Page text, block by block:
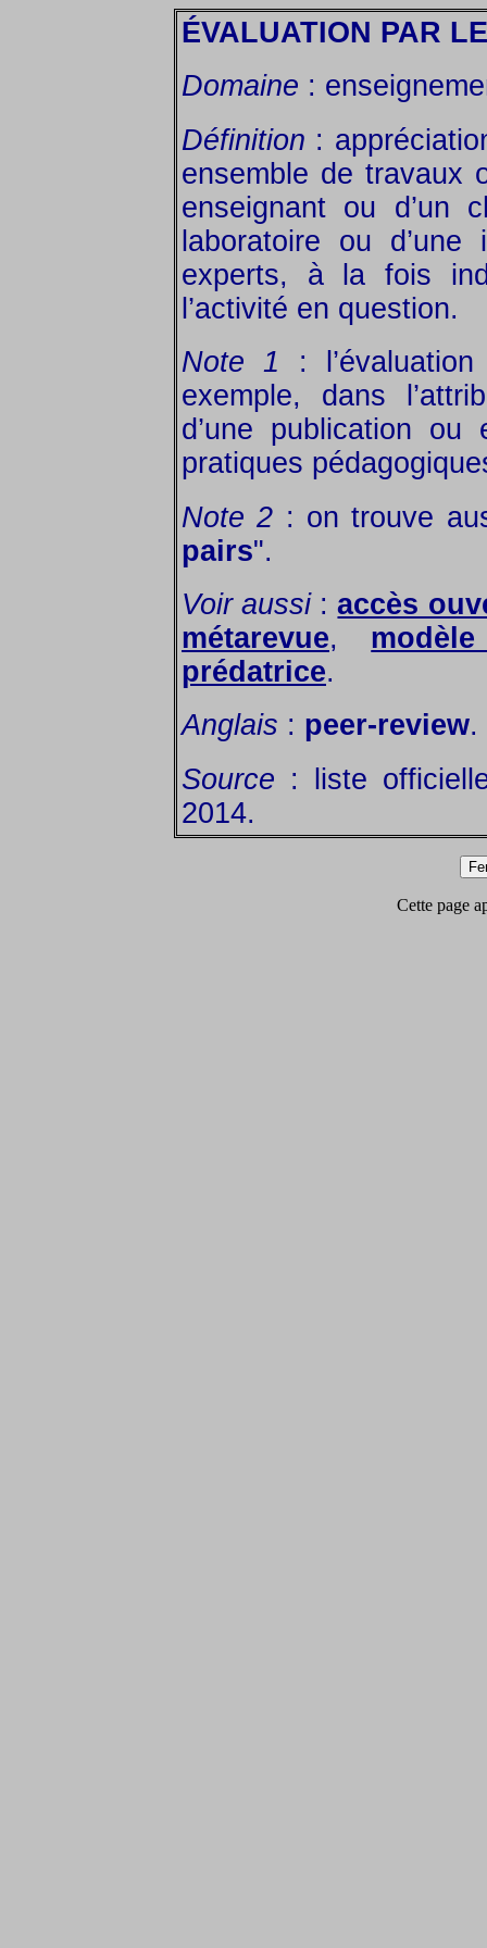
ÉVALUATION PAR
Domaine :
Définition :
ensemble de travaux
enseignant ou d’un
laboratoire ou
experts, à la fois
l’activité en question.
Note 1 :
exemple, dans
d’une publication ou
pratiques
Note 2 : on trouve
pairs".
Voir aussi:accès
métarevue,
prédatrice.
Anglais : peer-review.
Source : liste
2014.
Cette page